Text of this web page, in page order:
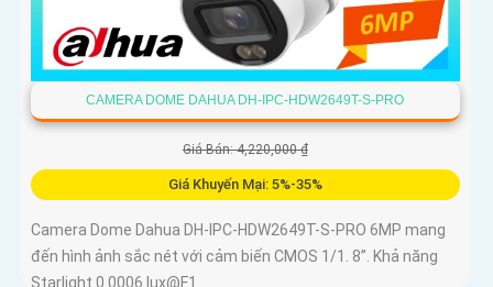
CAMERA DOME DAHUA DH-IPC-HDW2649T-S-PRO
Giá Bán: 4,220,000 ₫
Giá Khuyến Mại: 5%-35%
Camera Dome Dahua DH-IPC-HDW2649T-S-PRO 6MP mang
đến hình ảnh sắc nét với cảm biến CMOS 1/1. 8”. Khả năng
Starlight 0.0006 lux@F1